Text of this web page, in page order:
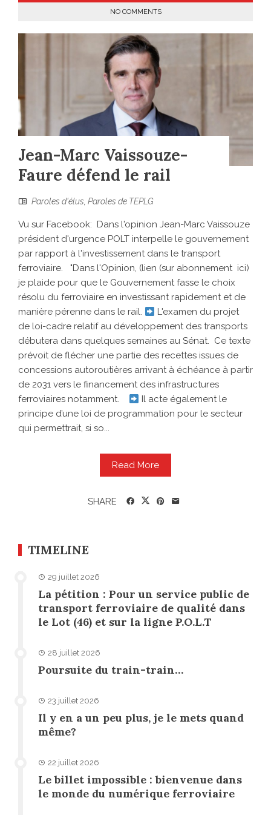
NO COMMENTS
Jean-Marc Vaissouze-
Faure défend le rail
Paroles d'élus Paroles de TEPLG
Vu sur Facebook: Dans l'opinion Jean-Marc Vaissouze
président d'urgence POLT interpelle le gouvernement
par rapport à l'investissement dans le transport
ferroviaire. "Dans l'Opinion, (lien (sur abonnement ici)
je plaide pour que le Gouvernement fasse le choix
résolu du ferroviaire en investissant rapidement et de
manière pérenne dans le rail.
L'examen du projet
de loi-cadre relatif au développement des transports
débutera dans quelques semaines au Sénat. Ce texte
prévoit de flécher une partie des recettes issues de
concessions autoroutières arrivant à échéance à partir
de 2031 vers le financement des infrastructures
ferroviaires notamment.
Il acte également le
principe d’une loi de programmation pour le secteur
qui permettrait, si so...
Read More
SHARE
TIMELINE
29 juillet 2026
La pétition : Pour un service public de
transport ferroviaire de qualité dans
le Lot (46) et sur la ligne P.O.L.T
28 juillet 2026
Poursuite du train-train…
23 juillet 2026
Il y en a un peu plus, je le mets quand
même?
22 juillet 2026
Le billet impossible : bienvenue dans
le monde du numérique ferroviaire